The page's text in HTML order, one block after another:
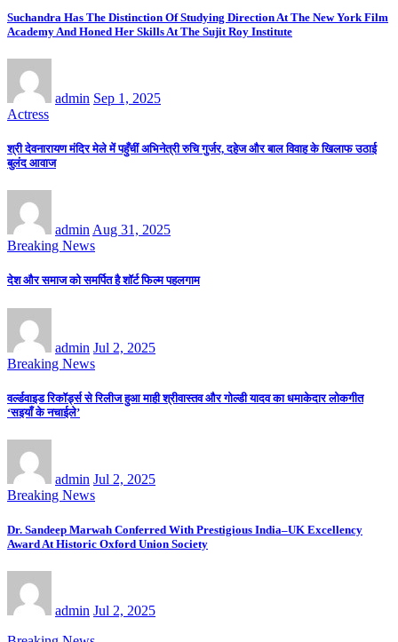
Suchandra Has The Distinction Of Studying Direction At The New York Film
Academy And Honed Her Skills At The Sujit Roy Institute
admin Sep 1, 2025
Actress
श्री देवनारायण मंदिर मेले में पहुँचीं अभिनेत्री रुचि गुर्जर, दहेज और बाल विवाह के खिलाफ उठाई
बुलंद आवाज
admin Aug 31, 2025
Breaking News
देश और समाज को समर्पित है शॉर्ट फिल्म पहलगाम
admin Jul 2, 2025
Breaking News
वर्ल्डवाइड रिकॉर्ड्स से रिलीज हुआ माही श्रीवास्तव और गोल्डी यादव का धमाकेदार लोकगीत
‘सइयाँ के नचाईले’
admin Jul 2, 2025
Breaking News
Dr. Sandeep Marwah Conferred With Prestigious India–UK Excellency
Award At Historic Oxford Union Society
admin Jul 2, 2025